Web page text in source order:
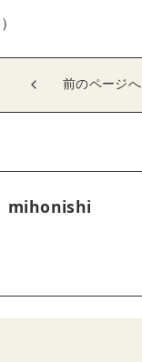
前のページへ
mihonishi